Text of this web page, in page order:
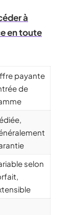
à
en toute
payante
de
selon